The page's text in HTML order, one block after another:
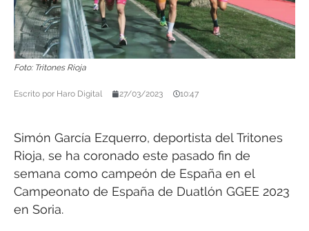
Foto: Tritones Rioja
Escrito por Haro Digital 27/03/2023 10:47
Simón García Ezquerro, deportista del Tritones
Rioja, se ha coronado este pasado fin de
semana como campeón de España en el
Campeonato de España de Duatlón GGEE 2023
en Soria.